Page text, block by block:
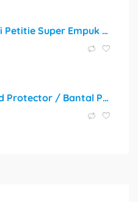
Kasur Bayi Petitie Super Empuk dan Motif Gemoy untuk Tidur Nyaman Si Kecil
Baby Head Protector / Bantal Pelindung Kepala Bayi